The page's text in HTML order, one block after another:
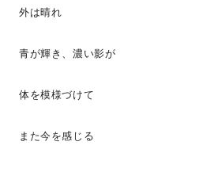
外は晴れ
青が輝き、濃い影が
体を模様づけて
また今を感じる